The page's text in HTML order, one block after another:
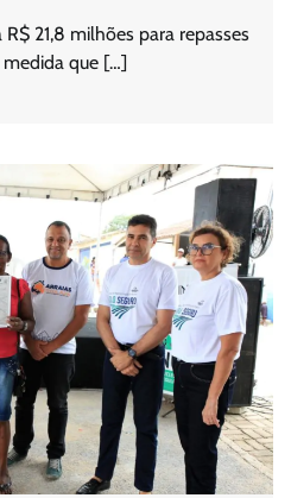
21,8 milhões para repasses
medida que […]